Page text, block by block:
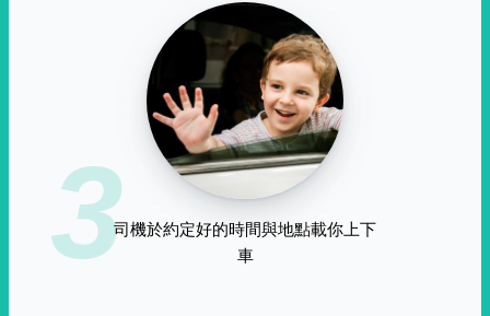
3司機於約定好的時間與地點載你上下
車